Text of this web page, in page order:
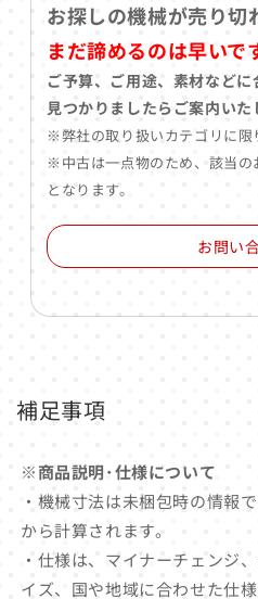
お探しの機械が売り切
まだ諦めるのは早いで
ご予算、ご用途、素材など
見つかりましたらご案内いた
※弊社の取り扱いカテゴリに限
※中古は一点物のため、該当の
となります。
お問い
補足事項
※商品説明･仕様について
・機械寸法は未梱包時の情報
から計算されます。
・仕様は、マイナーチェンジ
イズ、国や地域に合わせた仕